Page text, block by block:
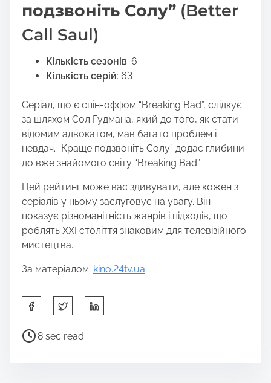
подзвоніть Солу” (Better
Call Saul)
Кількість сезонів: 6
Кількість серій: 63
Серіал, що є спін-оффом “Breaking Bad”, слідкує
за шляхом Сол Гудмана, який до того, як стати
відомим адвокатом, мав багато проблем і
невдач. “Краще подзвоніть Солу” додає глибини
до вже знайомого світу “Breaking Bad”.
Цей рейтинг може вас здивувати, але кожен з
серіалів у ньому заслуговує на увагу. Він
показує різноманітність жанрів і підходів, що
роблять XXI століття знаковим для телевізійного
мистецтва.
За матеріалом: kino.24tv.ua
h
a
P
o
8 sec read